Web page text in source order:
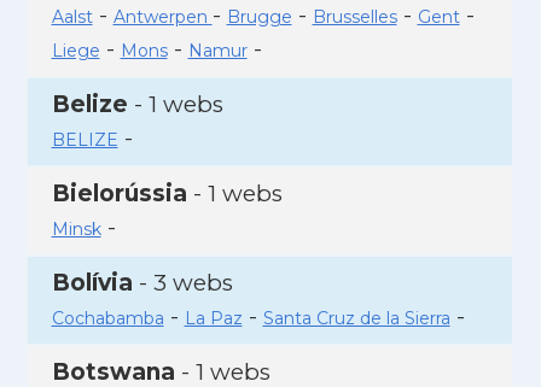
Aalst- Antwerpen - Brugge - Brusselles- Gent-
Liege - Mons- Namur-
Belize - 1 webs
BELIZE -
Bielorússia - 1 webs
Minsk-
Bolívia - 3 webs
Cochabamba - La Paz - Santa Cruz de la Sierra -
Botswana - 1 webs